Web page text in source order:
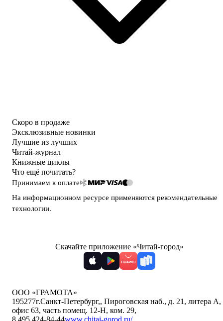
Скоро в продаже
Эксклюзивные новинки
Лучшие из лучших
Читай-журнал
Книжные циклы
Что ещё почитать?
Принимаем к оплате
На информационном ресурсе применяются рекомендательные
технологии.
Скачайте приложение «Читай-город»
ООО «ГРАМОТА»
195277г.Санкт-Петербург,, Пироговская наб., д. 21, литера А,
офис 63, часть помещ. 12-Н, ком. 29,
8 495 424-84-44www.chitai-gorod.ru/